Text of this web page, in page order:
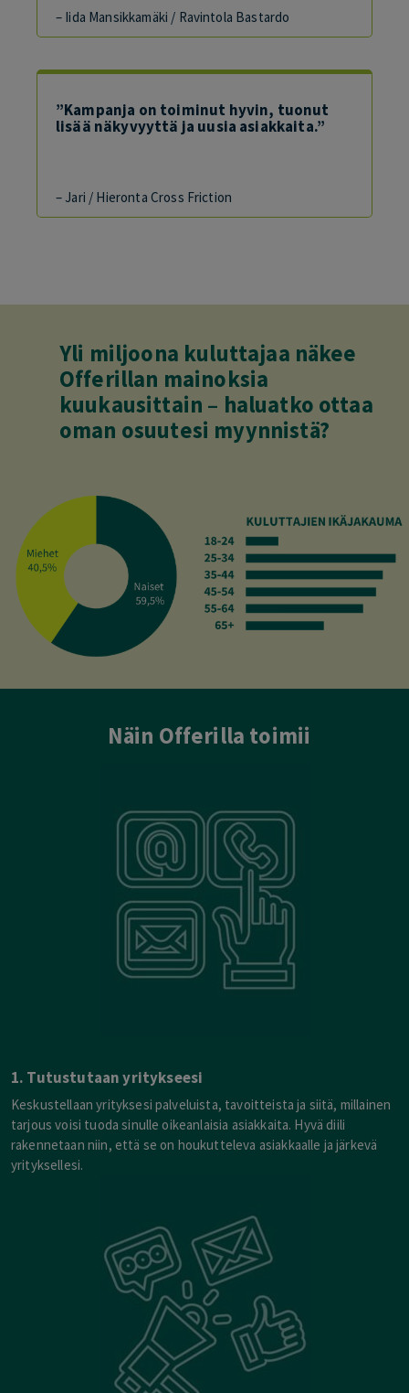
– Iida Mansikkamäki / Ravintola Bastardo
”Kampanja on toiminut hyvin, tuonut
lisää näkyvyyttä ja uusia asiakkaita.”
– Jari / Hieronta Cross Friction
Yli miljoona kuluttajaa näkee
Offerillan mainoksia
kuukausittain – haluatko ottaa
oman osuutesi myynnistä?
Näin Offerilla toimii
1. Tutustutaan yritykseesi
Keskustellaan yrityksesi palveluista, tavoitteista ja siitä, millainen
tarjous voisi tuoda sinulle oikeanlaisia asiakkaita. Hyvä diili
rakennetaan niin, että se on houkutteleva asiakkaalle ja järkevä
yrityksellesi.